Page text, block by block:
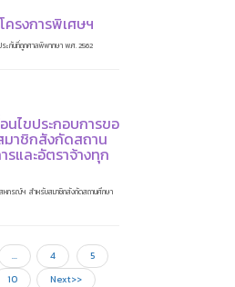
รงการพิเศษฯ
ระกันที่ถูกศาลพิพากษา พ.ศ. 2562
นไขประกอบการขอ
าชิกสังกัดสถาน
และอัตราจ้างทุก
สหกรณ์ฯ สำหรับสมาชิกสังกัดสถานศึกษา
... 4
5
10
Next>>